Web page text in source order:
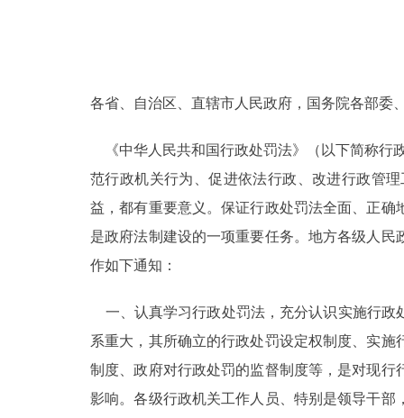
各省、自治区、直辖市人民政府，国务院各部委
《中华人民共和国行政处罚法》（以下简称行
范行政机关行为、促进依法行政、改进行政管
益，都有重要意义。保证行政处罚法全面、正
是政府法制建设的一项重要任务。地方各级人
作如下通知：
一、认真学习行政处罚法，充分认识实施行政
系重大，其所确立的行政处罚设定权制度、实
制度、政府对行政处罚的监督制度等，是对现
影响。各级行政机关工作人员、特别是领导干